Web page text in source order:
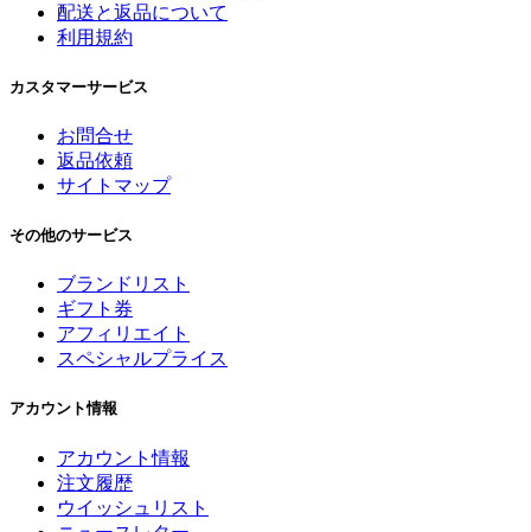
配送と返品について
利用規約
カスタマーサービス
お問合せ
返品依頼
サイトマップ
その他のサービス
ブランドリスト
ギフト券
アフィリエイト
スペシャルプライス
アカウント情報
アカウント情報
注文履歴
ウイッシュリスト